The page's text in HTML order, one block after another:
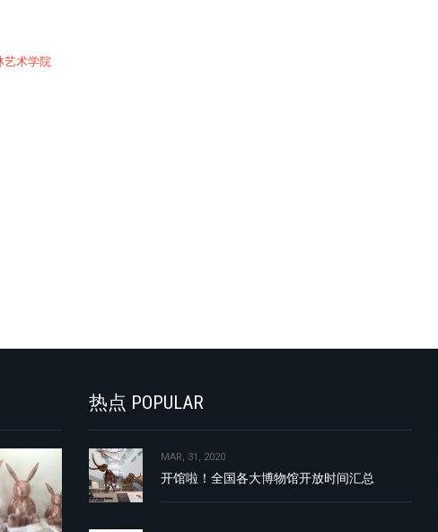
艺术学院
热点 POPULAR
MAR, 31, 2020
开馆啦！全国各大博物馆开放时间汇总